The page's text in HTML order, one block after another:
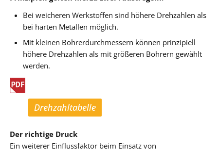
Bei weicheren Werkstoffen sind höhere Drehzahlen als
bei harten Metallen möglich.
Mit kleinen Bohrerdurchmessern können prinzipiell
höhere Drehzahlen als mit größeren Bohrern gewählt
werden.
Drehzahltabelle
Der richtige Druck
Ein weiterer Einflussfaktor beim Einsatz von